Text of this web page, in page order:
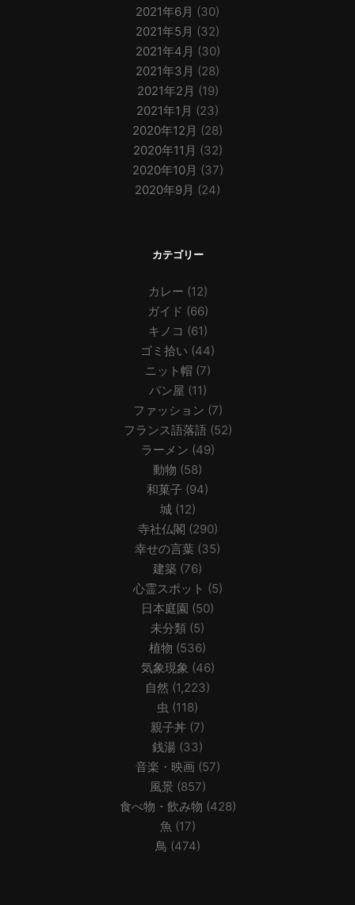
2021年6月 (30)
2021年5月 (32)
2021年4月 (30)
2021年3月 (28)
2021年2月 (19)
2021年1月 (23)
2020年12月 (28)
2020年11月 (32)
2020年10月 (37)
2020年9月 (24)
カテゴリー
カレー (12)
ガイド (66)
キノコ (61)
ゴミ拾い (44)
ニット帽 (7)
パン屋 (11)
ファッション (7)
フランス語落語 (52)
ラーメン (49)
動物 (58)
和菓子 (94)
城(12)
寺社仏閣 (290)
幸せの言葉 (35)
建築 (76)
心霊スポット (5)
日本庭園 (50)
未分類 (5)
植物 (536)
気象現象 (46)
自然 (1,223)
虫 (118)
親子丼 (7)
銭湯 (33)
音楽・映画 (57)
風景(857)
食べ物・飲み物 (428)
魚 (17)
鳥 (474)